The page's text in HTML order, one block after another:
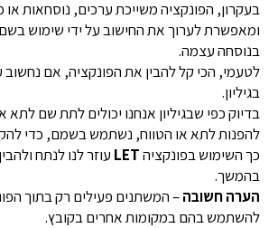
בעקרון, הפונקציה משייכת ערכים, נוסחאות או
ומאפשרת לערוך את החישוב על ידי שימוש
בנוסחה עצמה.
לטעמי, הכי קל להבין את הפונקציה, אם
בגיליון.
בדיוק כפי שבגיליון אנחנו יכולים לתת שם לתא
להפנות לתא או הטווח, נשתמש בשמם, כדי
כך השימוש בפונקציהLET עוזר לנו לנתח
בהמשך.
הערה חשובה– המשתנים פעילים רק בתוך
להשתמש בהם במקומות אחרים בקובץ.